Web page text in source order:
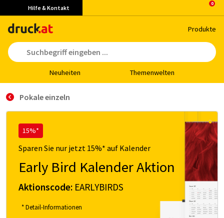
Hilfe & Kontakt
Pro­duk­te
Neu­hei­ten The­men­wel­ten
Pokale einzeln
15%*
Sparen Sie nur jetzt 15%* auf Kalender
Early Bird Kalender Aktion
Aktionscode: EARLYBIRDS
* Detail-Informationen